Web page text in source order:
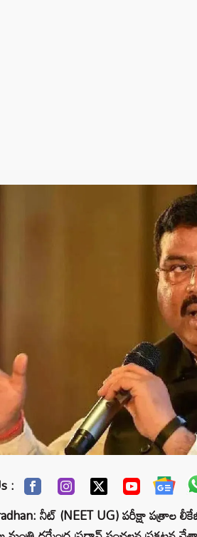
:
నీట్ (NEET UG) పరీక్షా పత్రాల